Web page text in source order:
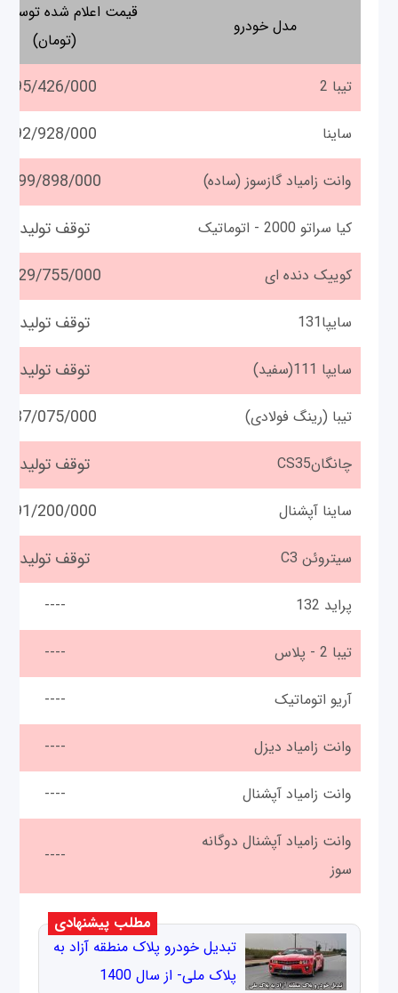
مدل خودرو
قیمت اعلام شده توسط
(تومان)
تیبا 2 95/426/000
ساینا 92/928/000
وانت زامیاد گازسوز (ساده) 199/898/000
کیا سراتو 2000 - اتوماتیک توقف تولید
کوییک دنده ای 129/755/000
سایپا131 توقف تولید
سایپا 111(سفید) توقف تولید
تیبا (رینگ فولادی) 87/075/000
چانگانCS35 توقف تولید
ساینا آپشنال 91/200/000
سیتروئن C3 توقف تولید
پراید 132 ----
تیبا 2 - پلاس ----
آریو اتوماتیک ----
وانت زامیاد دیزل ----
وانت زامیاد آپشنال ----
وانت زامیاد آپشنال دوگانه
سوز
----
مطلب پیشنهادی
تبدیل خودرو پلاک منطقه آزاد به
پلاک ملی- از سال 1400